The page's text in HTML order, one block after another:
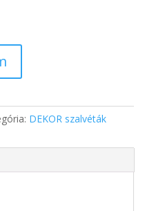
DEKOR szalvéták